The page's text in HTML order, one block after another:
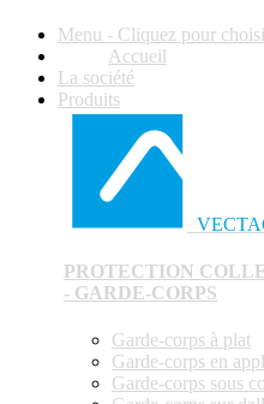
Menu - Cliquez pour
Accueil
La société
Produits
PROTECTION
- GARDE-CORPS
Garde-corps à plat
Garde-corps en
Garde-corps sous